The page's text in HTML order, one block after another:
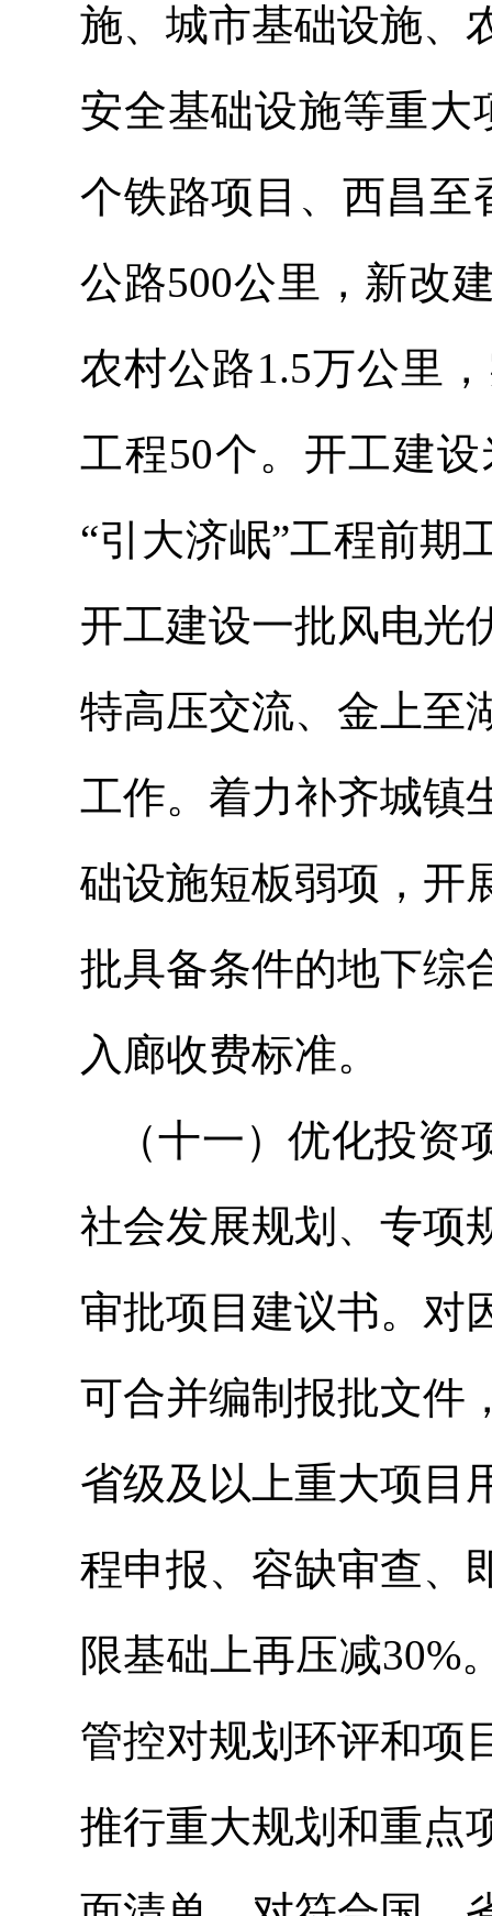
施、城市基础设施、
安全基础设施等重大
个铁路项目、西昌至
公路500公里，新改
农村公路1.5万公里
工程50个。开工建
“引大济岷”工程前期
开工建设一批风电光
特高压交流、金上至
工作。着力补齐城镇
础设施短板弱项，开
批具备条件的地下综
入廊收费标准。
（十一）优化投
社会发展规划、专项
审批项目建议书。对
可合并编制报批文件
省级及以上重大项目
程申报、容缺审查、
限基础上再压减30%
管控对规划环评和项
推行重大规划和重点